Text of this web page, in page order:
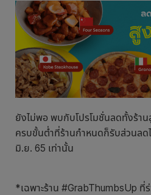
ยังไม่พอ พบกับโปรโมชั่นลดทั้งร้า
ครบขั้นต่ำที่ร้านกำหนดก็รับส่วนลด
มิ.ย. 65 เท่านั้น
*เฉพาะร้าน #GrabThumbsUp ที่